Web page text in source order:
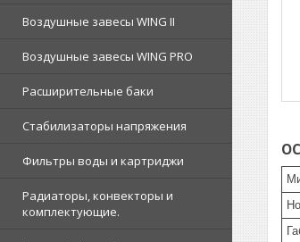
Воздушные завесы WING II
Воздушные завесы WING PRO
Расширительные баки
Стабилизаторы напряжения
Фильтры воды и картриджи
Радиаторы, конвекторы и
комплектующие.